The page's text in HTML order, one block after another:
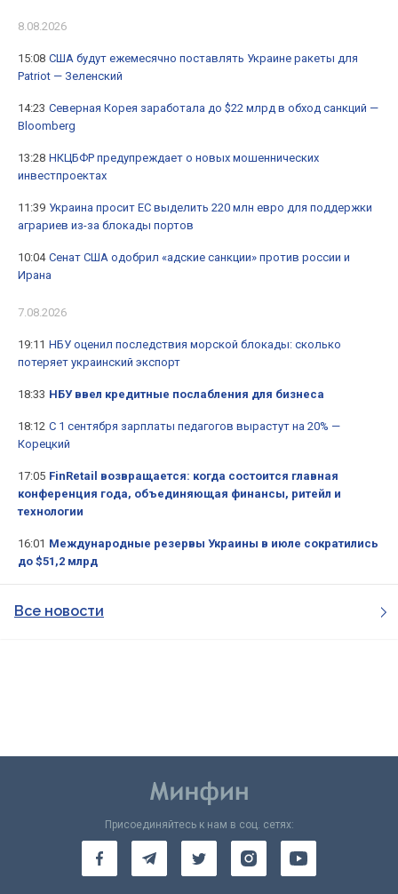
8.08.2026
15:08 США будут ежемесячно поставлять Украине ракеты для
Patriot — Зеленский
14:23 Северная Корея заработала до $22 млрд в обход санкций —
Bloomberg
13:28 НКЦБФР предупреждает о новых мошеннических
инвестпроектах
11:39 Украина просит ЕС выделить 220 млн евро для поддержки
аграриев из-за блокады портов
10:04 Сенат США одобрил «адские санкции» против россии и
Ирана
7.08.2026
19:11 НБУ оценил последствия морской блокады: сколько
потеряет украинский экспорт
18:33 НБУ ввел кредитные послабления для бизнеса
18:12 С 1 сентября зарплаты педагогов вырастут на 20% —
Корецкий
17:05 FinRetail возвращается: когда состоится главная
конференция года, объединяющая финансы, ритейл и
технологии
16:01 Международные резервы Украины в июле сократились
до $51,2 млрд
Все новости
Присоединяйтесь к нам в соц. сетях: